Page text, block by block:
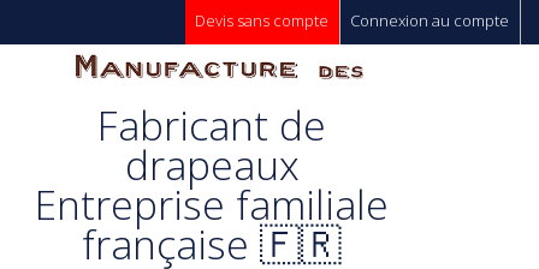
Connexion au compte
Devis sans compte
Manufacture
Des
Drapeaux
Fabricant de
drapeaux
Entreprise familiale
française 🇫🇷